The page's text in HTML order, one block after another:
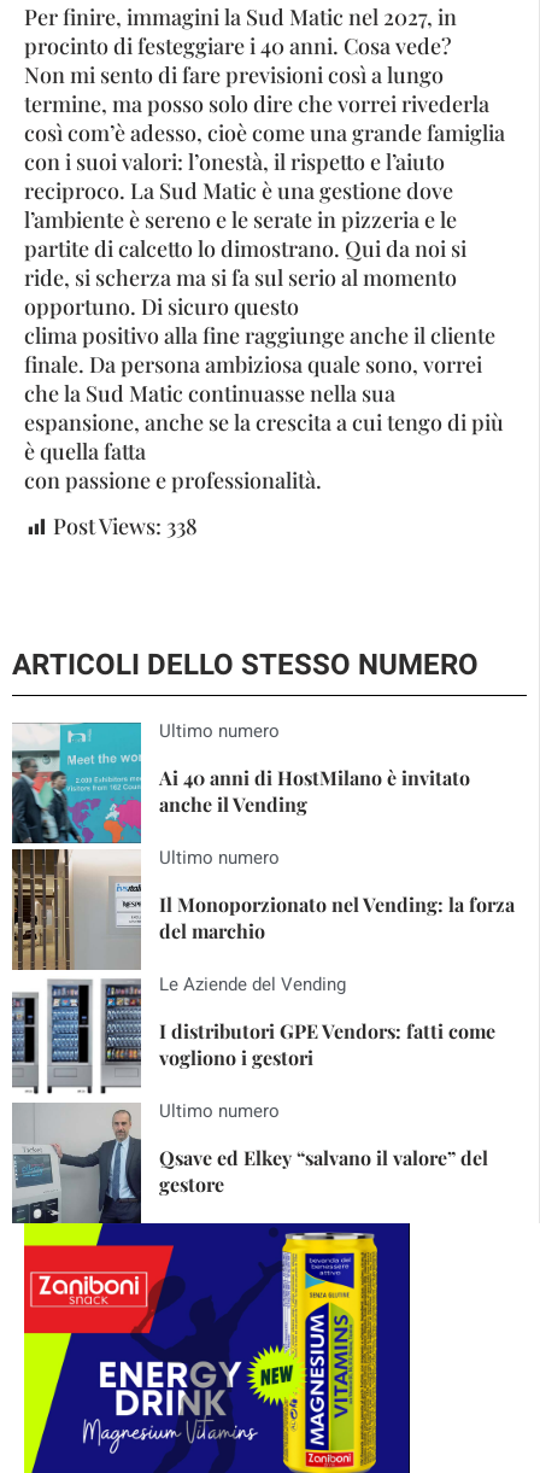
Per finire, immagini la Sud Matic nel 2027, in
procinto di festeggiare i 40 anni. Cosa vede?
Non mi sento di fare previsioni così a lungo
termine, ma posso solo dire che vorrei rivederla
così com’è adesso, cioè come una grande famiglia
con i suoi valori: l’onestà, il rispetto e l’aiuto
reciproco. La Sud Matic è una gestione dove
l’ambiente è sereno e le serate in pizzeria e le
partite di calcetto lo dimostrano. Qui da noi si
ride, si scherza ma si fa sul serio al momento
opportuno. Di sicuro questo
clima positivo alla fine raggiunge anche il cliente
finale. Da persona ambiziosa quale sono, vorrei
che la Sud Matic continuasse nella sua
espansione, anche se la crescita a cui tengo di più
è quella fatta
con passione e professionalità.
Post Views: 338
ARTICOLI DELLO STESSO NUMERO
Ultimo numero
Ai 40 anni di HostMilano è invitato
anche il Vending
Ultimo numero
Il Monoporzionato nel Vending: la forza
del marchio
Le Aziende del Vending
I distributori GPE Vendors: fatti come
vogliono i gestori
Ultimo numero
Qsave ed Elkey “salvano il valore” del
gestore